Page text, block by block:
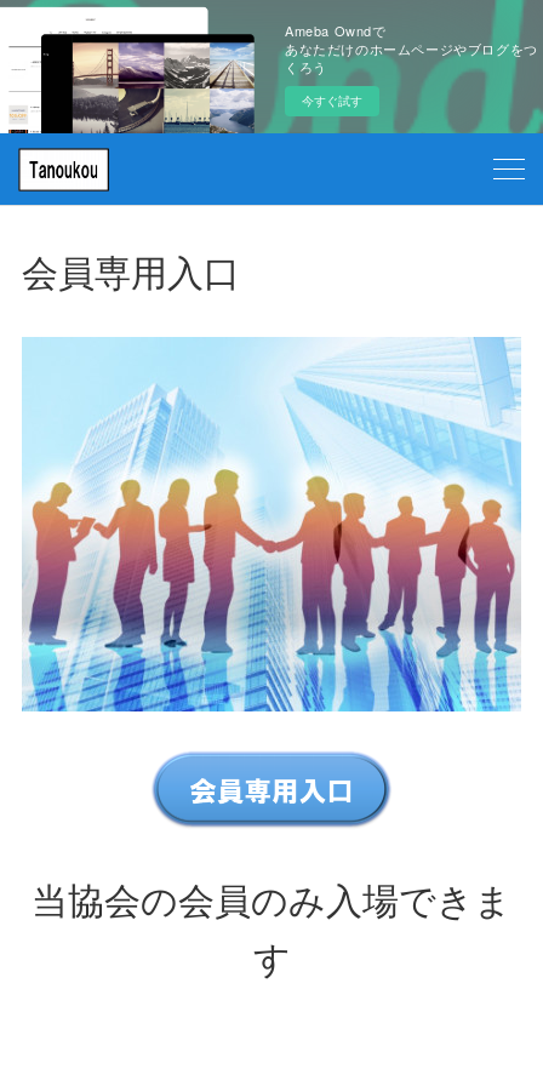
Ameba Owndで
あなただけのホームページやブログをつ
くろう
今すぐ試す
会員専用入口
当協会の会員のみ入場できま
す